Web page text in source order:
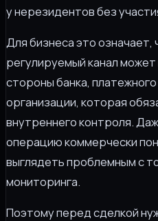
у нерезидентов без
Для бизнеса это означает,
регулируемый канал
стороны банка,
организации, которая
внутреннего контроля.
операцию коммерчески
выглядеть проблемным с
мониторинга.
Поэтому перед сделкой